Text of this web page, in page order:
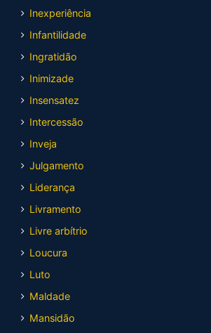
Inexperiência
Infantilidade
Ingratidão
Inimizade
Insensatez
Intercessão
Inveja
Julgamento
Liderança
Livramento
Livre arbítrio
Loucura
Luto
Maldade
Mansidão